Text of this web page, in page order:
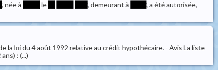
, née à le , demeurant à , a été autorisée,
la loi du 4 août 1992 relative au crédit hypothécaire. - Avis La liste
: (...)